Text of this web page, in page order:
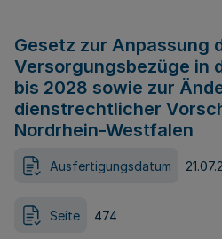
Gesetz zur Anpassung
Versorgungsbezüge in
bis 2028 sowie zur
dienstrechtlicher
Nordrhein-Westfalen
Ausfertigungsdatum
Seite 474